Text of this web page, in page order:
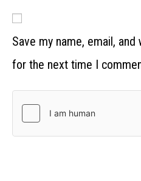
Save my name, email,
for the next time I